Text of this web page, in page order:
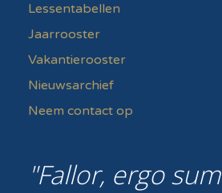
Lessentabellen
Jaarrooster
Vakantierooster
Nieuwsarchief
Neem contact op
Fallor, ergo sum